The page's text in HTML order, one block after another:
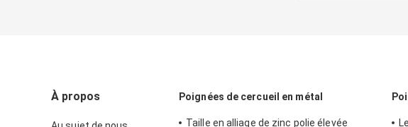
22x26.5cm
À propos Poignées de cercueil en métal
Taille en alliage de zinc polie élevée